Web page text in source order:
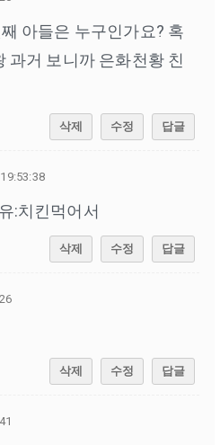
아들은 누구인가요? 혹
과거 보니까 은화천황 친
삭제 수정 답글
:치킨먹어서
삭제 수정 답글
삭제 수정 답글